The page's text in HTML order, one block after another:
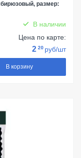
размер:
В наличии
Цена по карте:
2 20 руб/шт
В корзину